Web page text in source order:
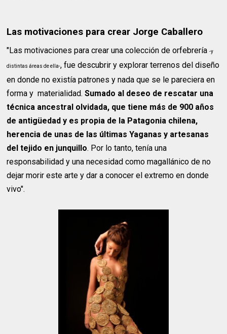
Las motivaciones para crear Jorge Caballero
"Las motivaciones para crear una colección de orfebrería-y
distintas áreas de ella-, fue descubrir y explorar terrenos del diseño
en donde no existía patrones y nada que se le pareciera en
forma y materialidad.Sumado al deseo de rescatar una
técnica ancestral olvidada, que tiene más de 900 años
de antigüedad y es propia de la Patagonia chilena,
herencia de unas de las últimas Yaganas y artesanas
del tejido en junquillo. Por lo tanto, tenía una
responsabilidad y una necesidad como magallánico de no
dejar morir este arte y dar a conocer el extremo en donde
vivo".